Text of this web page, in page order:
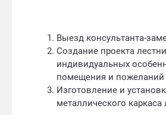
Выезд консультанта-
Создание проекта
индивидуальных
помещения и пожеланий
Изготовление и
металлического